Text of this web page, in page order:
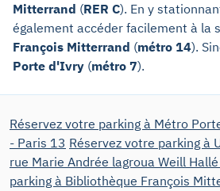
Mitterrand (RER C). En y
également accéder facilement à la
François Mitterrand (métro 14).
Porte d'Ivry (métro 7).
Réservez votre parking à Métro
- Paris 13 Réservez votre parking à
rue Marie Andrée lagroua Weill
parking à Bibliothèque François